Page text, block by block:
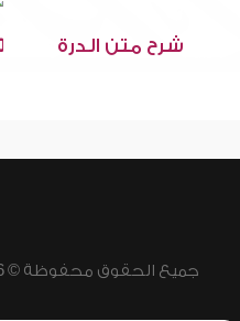
شرح متن الدرة
جميع الحقوق محفوظة © 2026 - 1998 لشبكة إسلام ويب